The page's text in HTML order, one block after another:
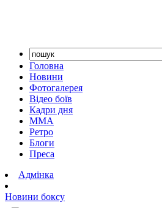
Головна
Новини
Фотогалерея
Відео боїв
Кадри дня
ММА
Ретро
Блоги
Преса
Адмінка
Новини боксу